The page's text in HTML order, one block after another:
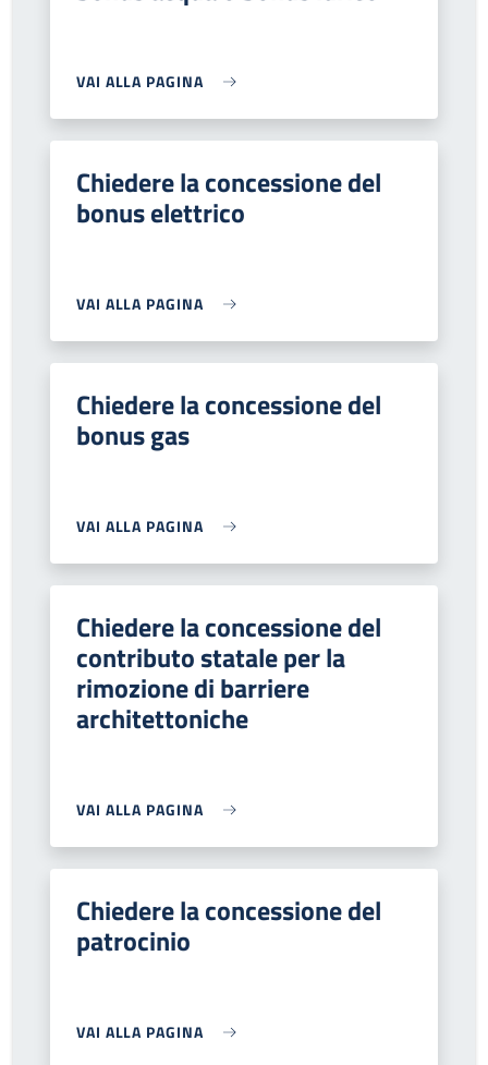
VAI ALLA PAGINA
Chiedere la concessione del
bonus elettrico
VAI ALLA PAGINA
Chiedere la concessione del
bonus gas
VAI ALLA PAGINA
Chiedere la concessione del
contributo statale per la
rimozione di barriere
architettoniche
VAI ALLA PAGINA
Chiedere la concessione del
patrocinio
VAI ALLA PAGINA